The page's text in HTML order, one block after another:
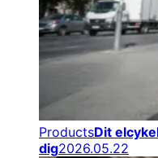
ProductsDit
dig2026.05.22